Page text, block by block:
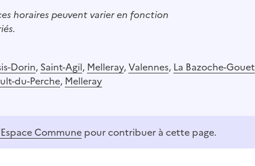
horaires peuvent varier en fonction
Dorin, Saint-Agil, Melleray,Valennes, La Bazoche-Gouet
du-Perche, Melleray
Commune pour contribuer à cette page.